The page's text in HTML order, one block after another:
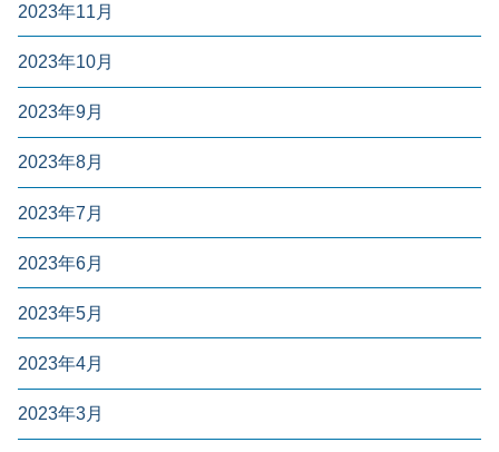
2023年11月
2023年10月
2023年9月
2023年8月
2023年7月
2023年6月
2023年5月
2023年4月
2023年3月